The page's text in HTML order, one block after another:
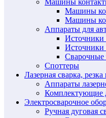
Машины
Машины
Машины
Аппараты для
Источники
Источники
Сварочные
Споттеры
Лазерная сварка,
Аппараты
Комплектующие
Электросварочное
Ручная дуговая